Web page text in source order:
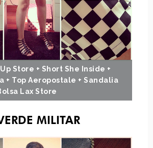
Store + Short She Inside +
+ Top Aeropostale + Sandalia
Lax Store
MILITAR